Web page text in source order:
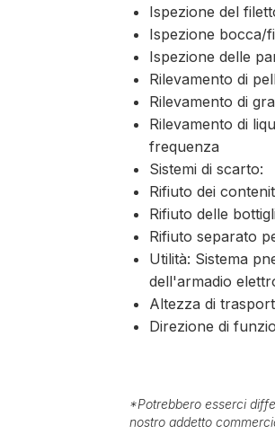
Ispezione del
Ispezione bocca/
Ispezione delle
Rilevamento di
Rilevamento di
Rilevamento di
frequenza
Sistemi di scarto:
Rifiuto dei
Rifiuto delle
Rifiuto separato
Utilità: Sistema
dell'armadio
Altezza di
Direzione di
*Potrebbero esserci
nostro addetto